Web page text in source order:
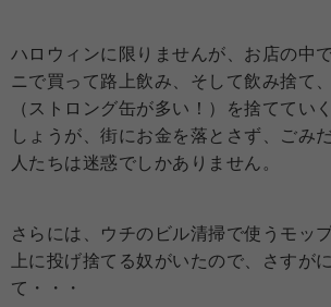
ハロウィンに限りませんが、お店の中
ニで買って路上飲み、そして飲み捨て
（ストロング缶が多い！）を捨ててい
しょうが、街にお金を落とさず、ごみ
人たちは迷惑でしかありません。
さらには、ウチのビル清掃で使うモッ
上に投げ捨てる奴がいたので、さすが
て・・・